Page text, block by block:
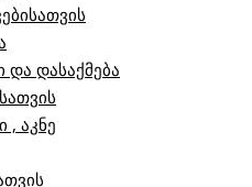
და დასაქმება
, აკნე